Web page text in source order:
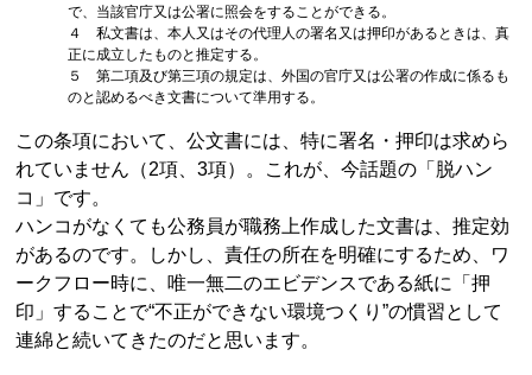
で、当該官庁又は公署に照会をすることができる。
４ 私文書は、本人又はその代理人の署名又は押印があるときは、真
正に成立したものと推定する。
５ 第二項及び第三項の規定は、外国の官庁又は公署の作成に係るも
のと認めるべき文書について準用する。
この条項において、公文書には、特に署名・押印は求めら
れていません（2項、3項）。これが、今話題の「脱ハン
コ」です。
ハンコがなくても公務員が職務上作成した文書は、推定効
があるのです。しかし、責任の所在を明確にするため、ワ
ークフロー時に、唯一無二のエビデンスである紙に「押
印」することで“不正ができない環境つくり”の慣習として
連綿と続いてきたのだと思います。